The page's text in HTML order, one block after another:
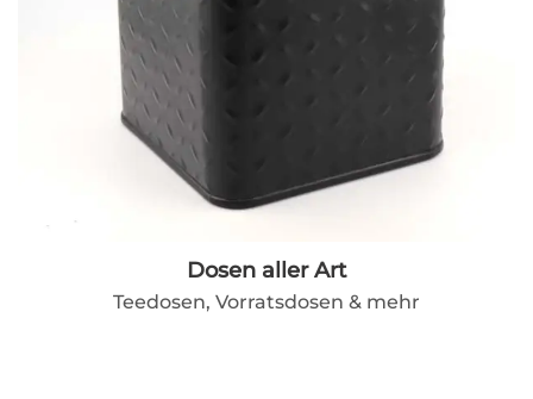
Dosen aller Art
Teedosen, Vorratsdosen & mehr